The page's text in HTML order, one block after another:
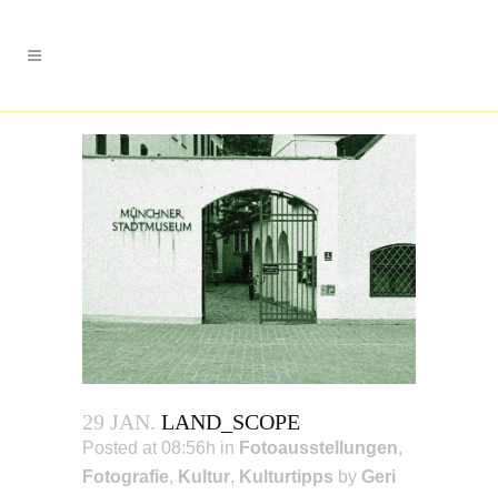
29 JAN. LAND_SCOPE
Posted at 08:56h in Fotoausstellungen,
Fotografie, Kultur, Kulturtipps by Geri